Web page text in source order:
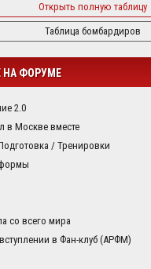
Открыть полную таблицу
Таблица бомбардиров
НА ФОРУМЕ
2.0
в Москве вместе
/ Тренировки
со всего мира
в Фан-клуб (АРФМ)